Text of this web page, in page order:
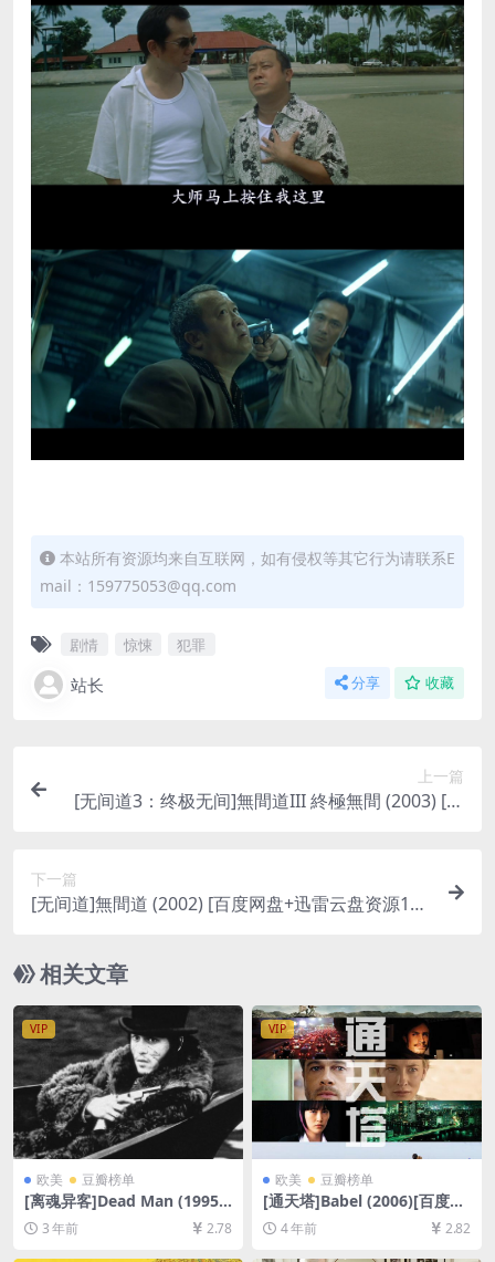
本站所有资源均来自互联网，如有侵权等其它行为请联系E
mail：159775053@qq.com
剧情 惊悚 犯罪
站长 分享 收藏
上一篇
[无间道3：终极无间]無間道III 終極無間 (2003) [百
下一篇
[无间道]無間道 (2002) [百度网盘+迅雷云盘资源108
相关文章
VIP
欧美 豆瓣榜单
[离魂异客]Dead Man (1995)
[百度网盘+夸克网盘1080P超
清未删减资源][网盘在线播放/
下载][MP4/7.6GB][中英字幕]
3 年前 2.78
VIP
欧美 豆瓣榜单
[通天塔]Babel (2006)[百度网
盘+迅雷云盘资源1080P超清
未删减][MP4/9GB][中文字幕]
4 年前 2.82